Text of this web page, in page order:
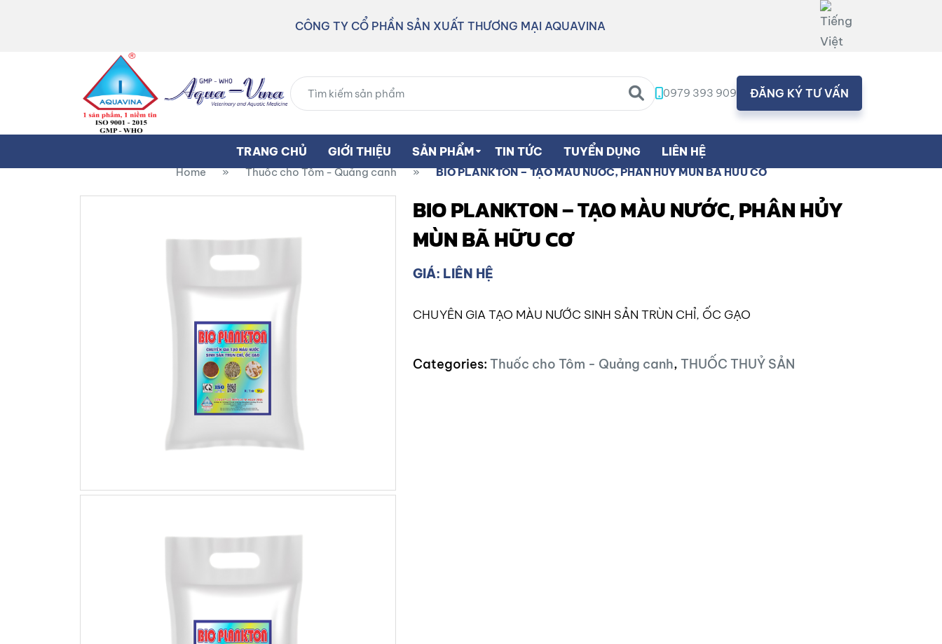
CÔNG TY CỔ PHẦN SẢN XUẤT THƯƠNG MẠI AQUAVINA
0979 393 909 ĐĂNG KÝ TƯ VẤN
TRANG CHỦ GIỚI THIỆU SẢN PHẨM TIN TỨC TUYỂN DỤNG LIÊN HỆ
Home » Thuốc cho Tôm - Quảng canh » BIO PLANKTON – TẠO MÀU NƯỚC, PHÂN HỦY MÙN BÃ HỮU CƠ
BIO PLANKTON – TẠO MÀU NƯỚC, PHÂN HỦY
MÙN BÃ HỮU CƠ
GIÁ: LIÊN HỆ
CHUYÊN GIA TẠO MÀU NƯỚC SINH SẢN TRÙN CHỈ, ỐC GẠO
Categories: Thuốc cho Tôm - Quảng canh, THUỐC THUỶ SẢN